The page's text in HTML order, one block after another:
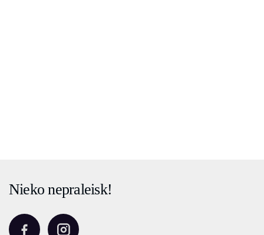
Nieko nepraleisk!